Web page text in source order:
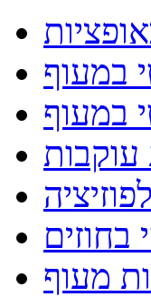
במעוף
במעוף
עוקבות
מעוף